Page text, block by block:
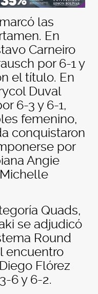
las
En
Carneiro
por 6-1 y
el título. En
Duval
6-3 y 6-1,
femenino,
conquistaron
por
Angie
Quads,
se adjudicó
Round
encuentro
Flórez
6 y 6-2.